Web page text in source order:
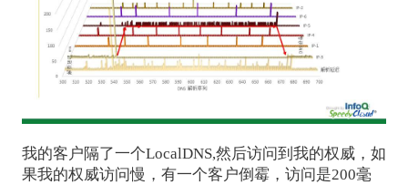
我的客户隔了一个LocalDNS,然后访问到我的权威，如
果我的权威访问慢，有一个客户倒霉，访问是200毫